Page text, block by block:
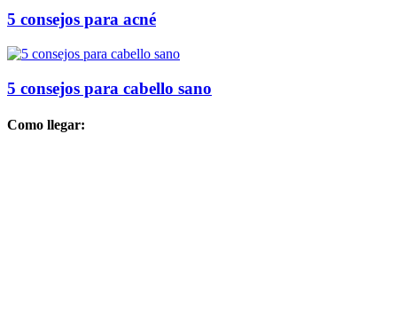
5 consejos para acné
5 consejos para cabello sano
Como llegar: